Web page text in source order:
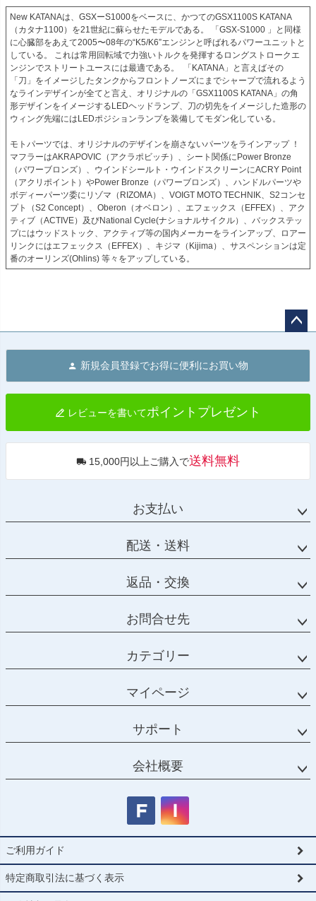
New KATANAは、GSXーS1000をベースに、かつてのGSX1100S KATANA
（カタナ1100）を21世紀に蘇らせたモデルである。 「GSX-S1000 」と同様
に心臓部をあえて2005〜08年の“K5/K6”エンジンと呼ばれるパワーユニットと
している。 これは常用回転域で力強いトルクを発揮するロングストロークエ
ンジンでストリートユースには最適である。  「KATANA」と言えばその
「刀」をイメージしたタンクからフロントノーズにまでシャープで流れるよう
なラインデザインが全てと言え、オリジナルの「GSX1100S KATANA」の角
形デザインをイメージするLEDヘッドランプ、刀の切先をイメージした造形の
ウィング先端にはLEDポジションランプを装備してモダン化している。
モトパーツでは、オリジナルのデザインを崩さないパーツをラインアップ ！
マフラーはAKRAPOVIC（アクラポビッチ）、シート関係にPower Bronze
（パワーブロンズ）、ウインドシールト・ウインドスクリーンにACRY Point
（アクリポイント）やPower Bronze（パワーブロンズ）、ハンドルパーツや
ボディーパーツ委にリゾマ（RIZOMA）、VOIGT MOTO TECHNIK、S2コンセ
プト（S2 Concept）、Oberon（オベロン）、エフェックス（EFFEX）、アク
ティブ（ACTIVE）及びNational Cycle(ナショナルサイクル）、バックステッ
プにはウッドストック、アクティブ等の国内メーカーをラインアップ、ロアー
リンクにはエフェックス（EFFEX）、キジマ（Kijima）、サスペンションは定
番のオーリンズ(Ohlins) 等々をアップしている。
へ
新規会員登録でお得に便利にお買い物
レビューを書いてポイントプレゼント
15,000円以上ご購入で送料無料
お支払い
配送・送料
返品・交換
お問合せ先
カテゴリー
マイページ
サポート
会社概要
ご利用ガイド
特定商取引法に基づく表示